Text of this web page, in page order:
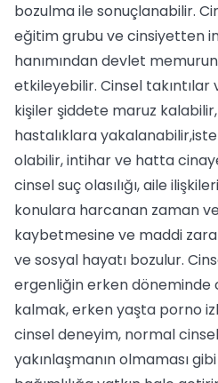
bozulma ile sonuçlanabilir.
eğitim grubu ve cinsiyetten
hanımından devlet
etkileyebilir. Cinsel
kişiler şiddete maruz
hastalıklara
olabilir, intihar ve hatta
cinsel suç olasılığı, aile
konulara harcanan zaman ve
kaybetmesine ve maddi
ve sosyal hayatı bozulur.
ergenliğin erken döneminde
kalmak, erken yaşta porno
cinsel deneyim, normal
yakınlaşmanın olmaması